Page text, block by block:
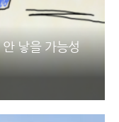
낳을 가능성